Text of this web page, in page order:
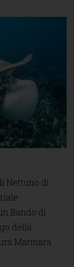
Nettuno di
Bando di
della
Marinara